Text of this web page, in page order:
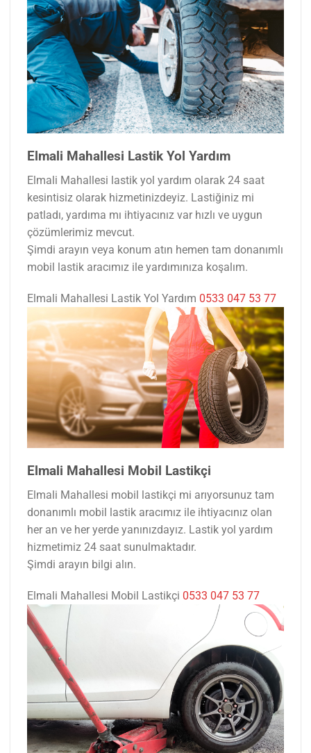
Elmali Mahallesi Lastik Yol Yardım
Elmali Mahallesi lastik yol yardım olarak 24 saat
kesintisiz olarak hizmetinizdeyiz. Lastiğiniz mi
patladı, yardıma mı ihtiyacınız var hızlı ve uygun
çözümlerimiz mevcut.
Şimdi arayın veya konum atın hemen tam donanımlı
mobil lastik aracımız ile yardımınıza koşalım.
Elmali Mahallesi Lastik Yol Yardım 0533 047 53 77
Elmali Mahallesi Mobil Lastikçi
Elmali Mahallesi mobil lastikçi mi arıyorsunuz tam
donanımlı mobil lastik aracımız ile ihtiyacınız olan
her an ve her yerde yanınızdayız. Lastik yol yardım
hizmetimiz 24 saat sunulmaktadır.
Şimdi arayın bilgi alın.
Elmali Mahallesi Mobil Lastikçi 0533 047 53 77